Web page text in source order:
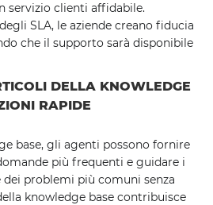
servizio clienti affidabile.
SLA, le aziende creano fiducia
che il supporto sarà disponibile
DELLA KNOWLEDGE
RAPIDE
base, gli agenti possono fornire
più frequenti e guidare i
problemi più comuni senza
knowledge base contribuisce